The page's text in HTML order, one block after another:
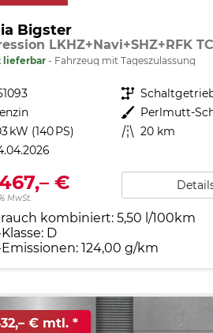
Bigster
LKHZ+Navi+SHZ+RFK
lieferbar Fahrzeug mit Tageszulassung
Getriebe
Außenfarbe Perlmutt-
kW (140 PS) Kilometerstand 20 km
€
MwSt.
kombiniert: 5,50 l/100km
D
124,00 g/km
€ mtl.